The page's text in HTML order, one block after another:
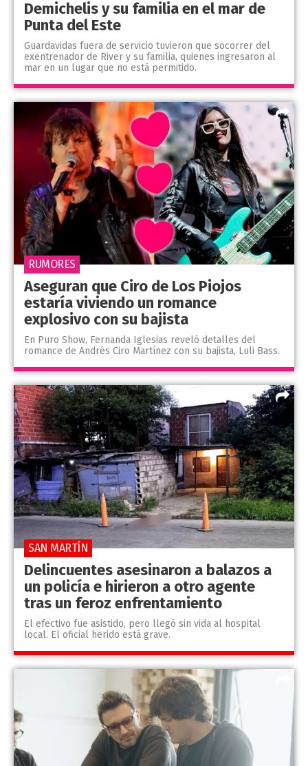
Demichelis y su familia en el mar de
Punta del Este
Guardavidas fuera de servicio tuvieron que socorrer del
exentrenador de River y su familia, quienes ingresaron al
mar en un lugar que no está permitido.
Aseguran que Ciro de Los Piojos
estaría viviendo un romance
explosivo con su bajista
En Puro Show, Fernanda Iglesias reveló detalles del
romance de Andrés Ciro Martínez con su bajista, Luli Bass.
RUMORES
Delincuentes asesinaron a balazos a
un policía e hirieron a otro agente
tras un feroz enfrentamiento
El efectivo fue asistido, pero llegó sin vida al hospital
local. El oficial herido está grave.
SAN MARTÍN